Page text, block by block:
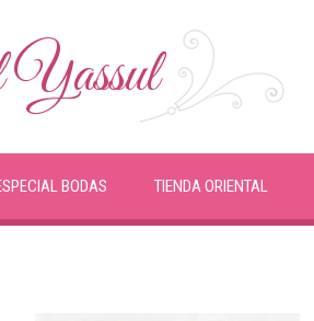
Yassul
BODAS TIENDA ORIENTAL